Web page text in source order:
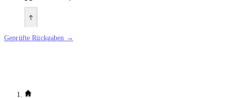
Geprüfte Rückgaben →